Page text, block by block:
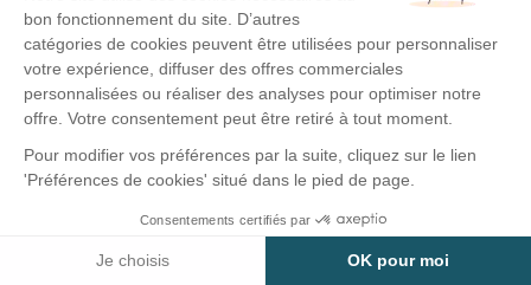
Afin de recouvrir votre nappe pour lui donner
encore plus de style, vous pouvez opter pour un
de table anniversaire; une large bande de tissu qui
passe par le centre et habille votre table d’une autre
quelquescentres de tables anniversaireaffriolantes qui
ajouteront une touche pétillante à votre table. Une
confettis de table anniversaire
multicolores ou encore sous forme de gâteaux ou «
Joyeux Anniversaire » à verser sur votre table pour une